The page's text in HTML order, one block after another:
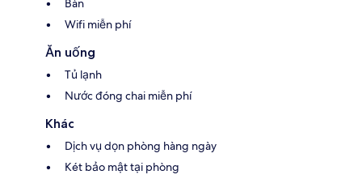
Bàn
Wifi miễn phí
Ăn uống
Tủ lạnh
Nước đóng chai miễn phí
Khác
Dịch vụ dọn phòng hàng ngày
Két bảo mật tại phòng